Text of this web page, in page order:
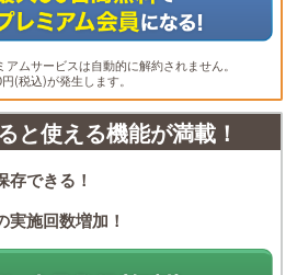
ムサービスは自動的に解約されません。
(税込)が発生します。
と使える機能が満載！
存できる！
実施回数増加！